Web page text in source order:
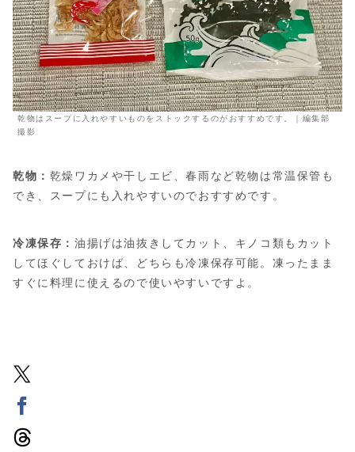
乾物はスープに入れやすいものをストックするのがおすすめです。｜編集部
撮影
乾物： 乾燥ワカメや干しエビ、春雨など乾物は常温保管も
でき、スープにも入れやすいのでおすすめです。
冷凍保存： 油揚げは油抜きしてカット、キノコ類もカット
してほぐしておけば、どちらも冷凍保存可能。凍ったまま
すぐに料理に使えるので使いやすいですよ。